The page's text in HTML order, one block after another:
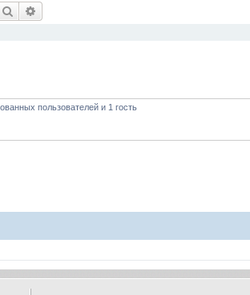
Поиск
пользователей и 1 гость